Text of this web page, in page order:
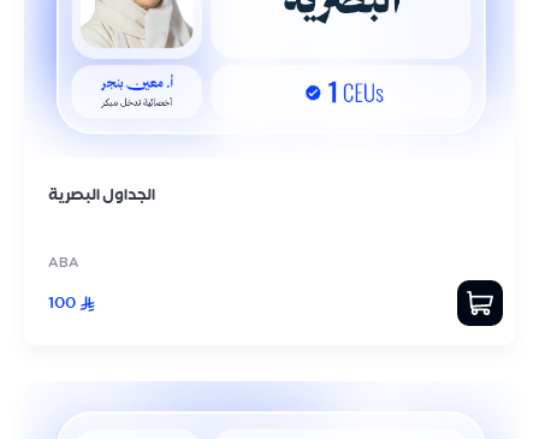
الجداول البصرية
ABA
100